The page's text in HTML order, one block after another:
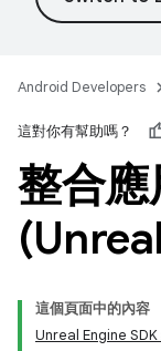
Android Developers
這對你有幫助嗎？
整合
這個頁面中的內容
Unreal Engine SDK